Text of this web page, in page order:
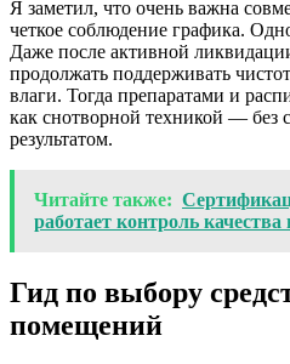
Я заметил, что очень важна
четкое соблюдение графика.
Даже после активной
продолжать поддерживать
влаги. Тогда препаратами и
как снотворной техникой — без
результатом.
Читайте также:
работает контроль
Гид по выбору
помещений